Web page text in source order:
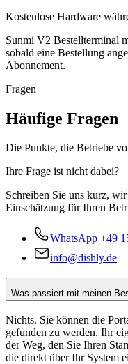
Kostenlose Hardware
Sunmi V2 Bestellterminal
sobald eine Bestellung
Abonnement.
Fragen
Häufige Fragen
Die Punkte, die Betriebe
Ihre Frage ist nicht dabei?
Schreiben Sie uns kurz,
Einschätzung für Ihren
WhatsApp +49
info@dishly.de
Was passiert mit meinen
Nichts. Sie können die
gefunden zu werden. Ihr
der Weg, den Sie Ihren
die direkt über Ihr System